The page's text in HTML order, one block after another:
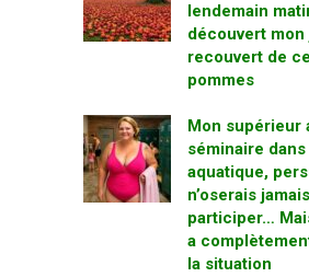
lendemain
découvert mon
recouvert de
pommes
Mon supérieur
séminaire
aquatique,
n’oserais
participer…
a
la situation